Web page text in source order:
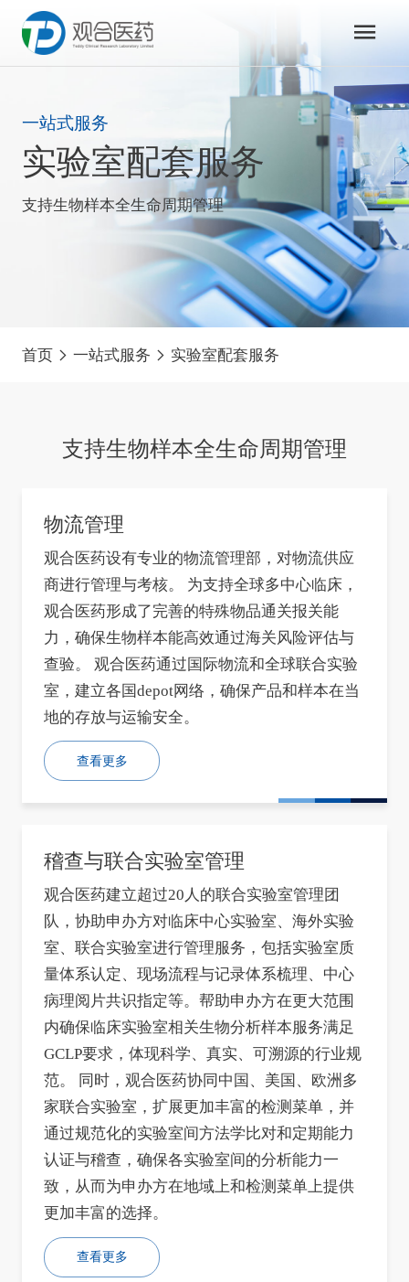
一站式服务
实验室配套服务
支持生物样本全生命周期管理
首页 一站式服务 实验室配套服务
支持生物样本全生命周期管理
物流管理
观合医药设有专业的物流管理部，对物流供应
商进行管理与考核。 为支持全球多中心临床，
观合医药形成了完善的特殊物品通关报关能
力，确保生物样本能高效通过海关风险评估与
查验。 观合医药通过国际物流和全球联合实验
室，建立各国depot网络，确保产品和样本在当
地的存放与运输安全。
查看更多
稽查与联合实验室管理
观合医药建立超过20人的联合实验室管理团
队，协助申办方对临床中心实验室、海外实验
室、联合实验室进行管理服务，包括实验室质
量体系认定、现场流程与记录体系梳理、中心
病理阅片共识指定等。帮助申办方在更大范围
内确保临床实验室相关生物分析样本服务满足
GCLP要求，体现科学、真实、可溯源的行业规
范。 同时，观合医药协同中国、美国、欧洲多
家联合实验室，扩展更加丰富的检测菜单，并
通过规范化的实验室间方法学比对和定期能力
认证与稽查，确保各实验室间的分析能力一
致，从而为申办方在地域上和检测菜单上提供
更加丰富的选择。
查看更多